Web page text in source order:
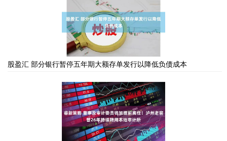
股盈汇 部分银行暂停五年期大额存单发行以降低负债成本